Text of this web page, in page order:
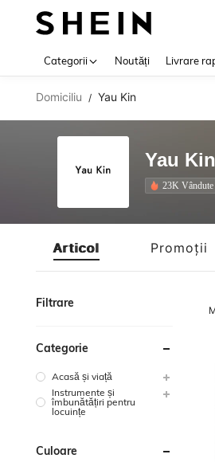
Categorii Noutăți Livrare
Domiciliu / Yau Kin
Yau Kin
23K Vândute
Articol Promoții
Filtrare
Categorie
Acasă și viață
Instrumente și
îmbunătățiri pentru
locuințe
Culoare